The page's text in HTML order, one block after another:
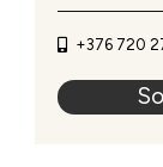
+376 720